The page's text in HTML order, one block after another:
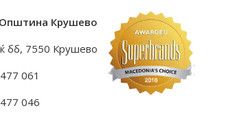
Општина Крушево
бб, 7550 Крушево
061
046